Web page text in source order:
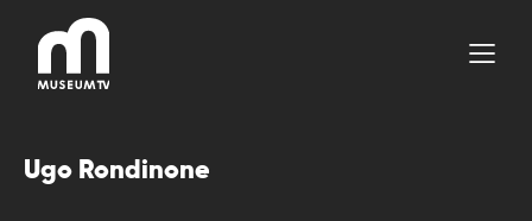
contenu
Ugo Rondinone